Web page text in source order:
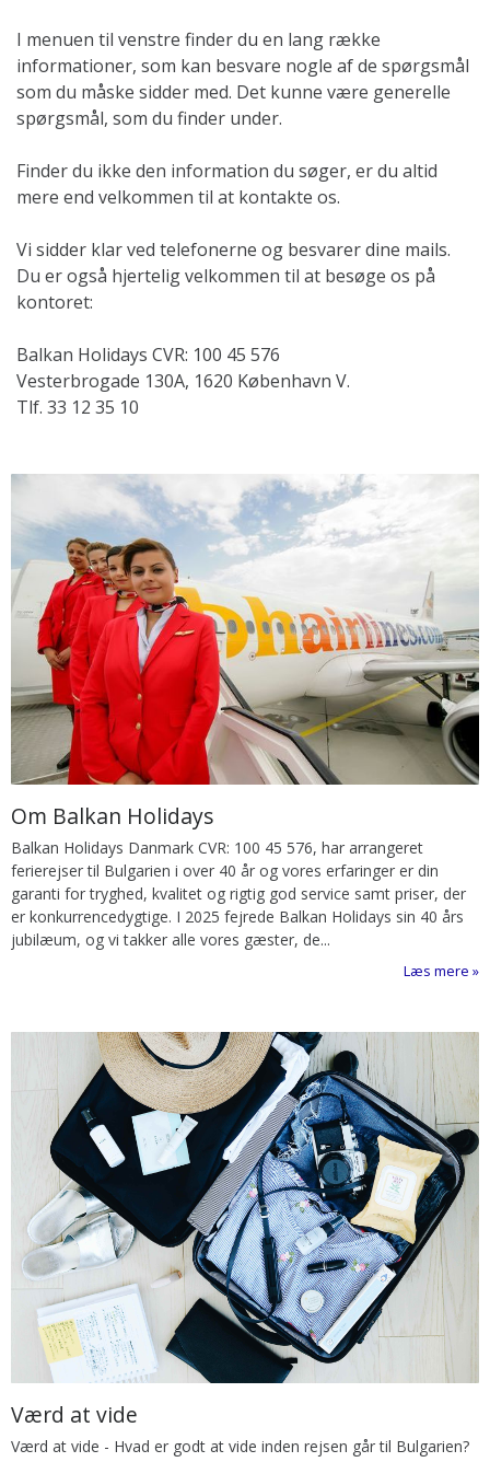
I menuen til venstre finder du en lang række
informationer, som kan besvare nogle af de spørgsmål
som du måske sidder med. Det kunne være generelle
spørgsmål, som du finder under.
Finder du ikke den information du søger, er du altid
mere end velkommen til at kontakte os.
Vi sidder klar ved telefonerne og besvarer dine mails.
Du er også hjertelig velkommen til at besøge os på
kontoret:
Balkan Holidays CVR: 100 45 576
Vesterbrogade 130A, 1620 København V.
Tlf. 33 12 35 10
Om Balkan Holidays
Balkan Holidays Danmark CVR: 100 45 576, har arrangeret
ferierejser til Bulgarien i over 40 år og vores erfaringer er din
garanti for tryghed, kvalitet og rigtig god service samt priser, der
er konkurrencedygtige. I 2025 fejrede Balkan Holidays sin 40 års
jubilæum, og vi takker alle vores gæster, de...
Læs mere
Værd at vide
Værd at vide - Hvad er godt at vide inden rejsen går til Bulgarien?